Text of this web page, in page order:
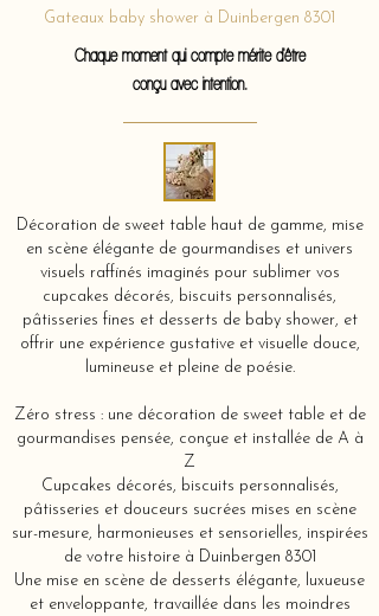
Gateaux baby shower à Duinbergen 8301
Chaque moment qui compte mérite d'être
conçu avec intention.
Décoration de sweet table haut de gamme, mise
en scène élégante de gourmandises et univers
visuels raffinés imaginés pour sublimer vos
cupcakes décorés, biscuits personnalisés,
pâtisseries fines et desserts de baby shower, et
offrir une expérience gustative et visuelle douce,
lumineuse et pleine de poésie.
Zéro stress : une décoration de sweet table et de
gourmandises pensée, conçue et installée de A à
Z
Cupcakes décorés, biscuits personnalisés,
pâtisseries et douceurs sucrées mises en scène
sur-mesure, harmonieuses et sensorielles, inspirées
de votre histoire à Duinbergen 8301
Une mise en scène de desserts élégante, luxueuse
et enveloppante, travaillée dans les moindres